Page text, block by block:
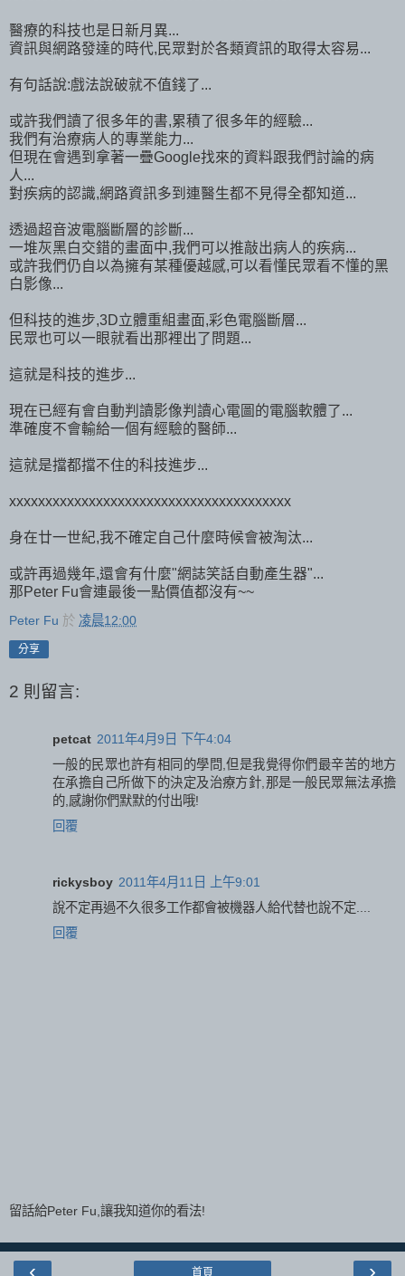
醫療的科技也是日新月異...
資訊與網路發達的時代,民眾對於各類資訊的取得太容易...
有句話說:戲法說破就不值錢了...
或許我們讀了很多年的書,累積了很多年的經驗...
我們有治療病人的專業能力...
但現在會遇到拿著一疊Google找來的資料跟我們討論的病
人...
對疾病的認識,網路資訊多到連醫生都不見得全都知道...
透過超音波電腦斷層的診斷...
一堆灰黑白交錯的畫面中,我們可以推敲出病人的疾病...
或許我們仍自以為擁有某種優越感,可以看懂民眾看不懂的黑
白影像...
但科技的進步,3D立體重組畫面,彩色電腦斷層...
民眾也可以一眼就看出那裡出了問題...
這就是科技的進步...
現在已經有會自動判讀影像判讀心電圖的電腦軟體了...
準確度不會輸給一個有經驗的醫師...
這就是擋都擋不住的科技進步...
xxxxxxxxxxxxxxxxxxxxxxxxxxxxxxxxxxxxxxx
身在廿一世紀,我不確定自己什麼時候會被淘汰...
或許再過幾年,還會有什麼"網誌笑話自動產生器"...
那Peter Fu會連最後一點價值都沒有~~
Peter Fu 於 凌晨12:00
分享
2 則留言:
petcat 2011年4月9日 下午4:04
一般的民眾也許有相同的學問,但是我覺得你們最辛苦的地方
在承擔自己所做下的決定及治療方針,那是一般民眾無法承擔
的,感謝你們默默的付出哦!
回覆
rickysboy 2011年4月11日 上午9:01
說不定再過不久很多工作都會被機器人給代替也說不定....
回覆
留話給Peter Fu,讓我知道你的看法!
‹ ›
首頁